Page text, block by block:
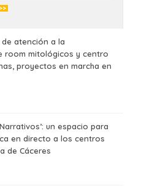
>>
atención a la
room mitológicos y centro
proyectos en marcha en
un espacio para
en directo a los centros
de Cáceres